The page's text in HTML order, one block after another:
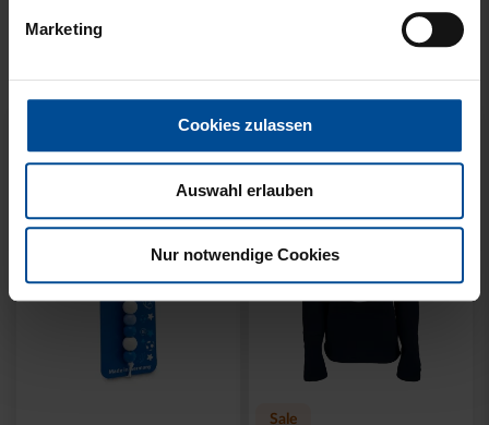
Marketing
Cookies zulassen
Auswahl erlauben
Nur notwendige Cookies
PLÜSCHKOPF
Sale